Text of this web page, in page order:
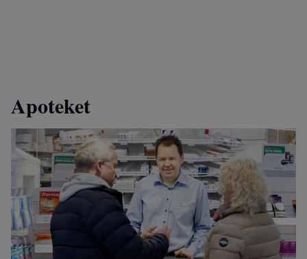
Apoteket